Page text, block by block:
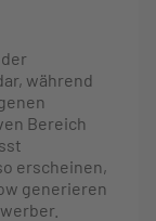
während
Bereich
erscheinen,
generieren